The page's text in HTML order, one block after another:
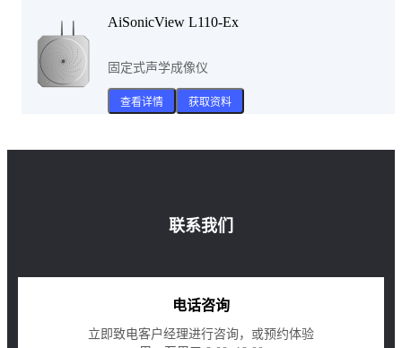
AiSonicView L110-Ex
固定式声学成像仪
查看详情 获取资料
联系我们
电话咨询
立即致电客户经理进行咨询，或预约体验